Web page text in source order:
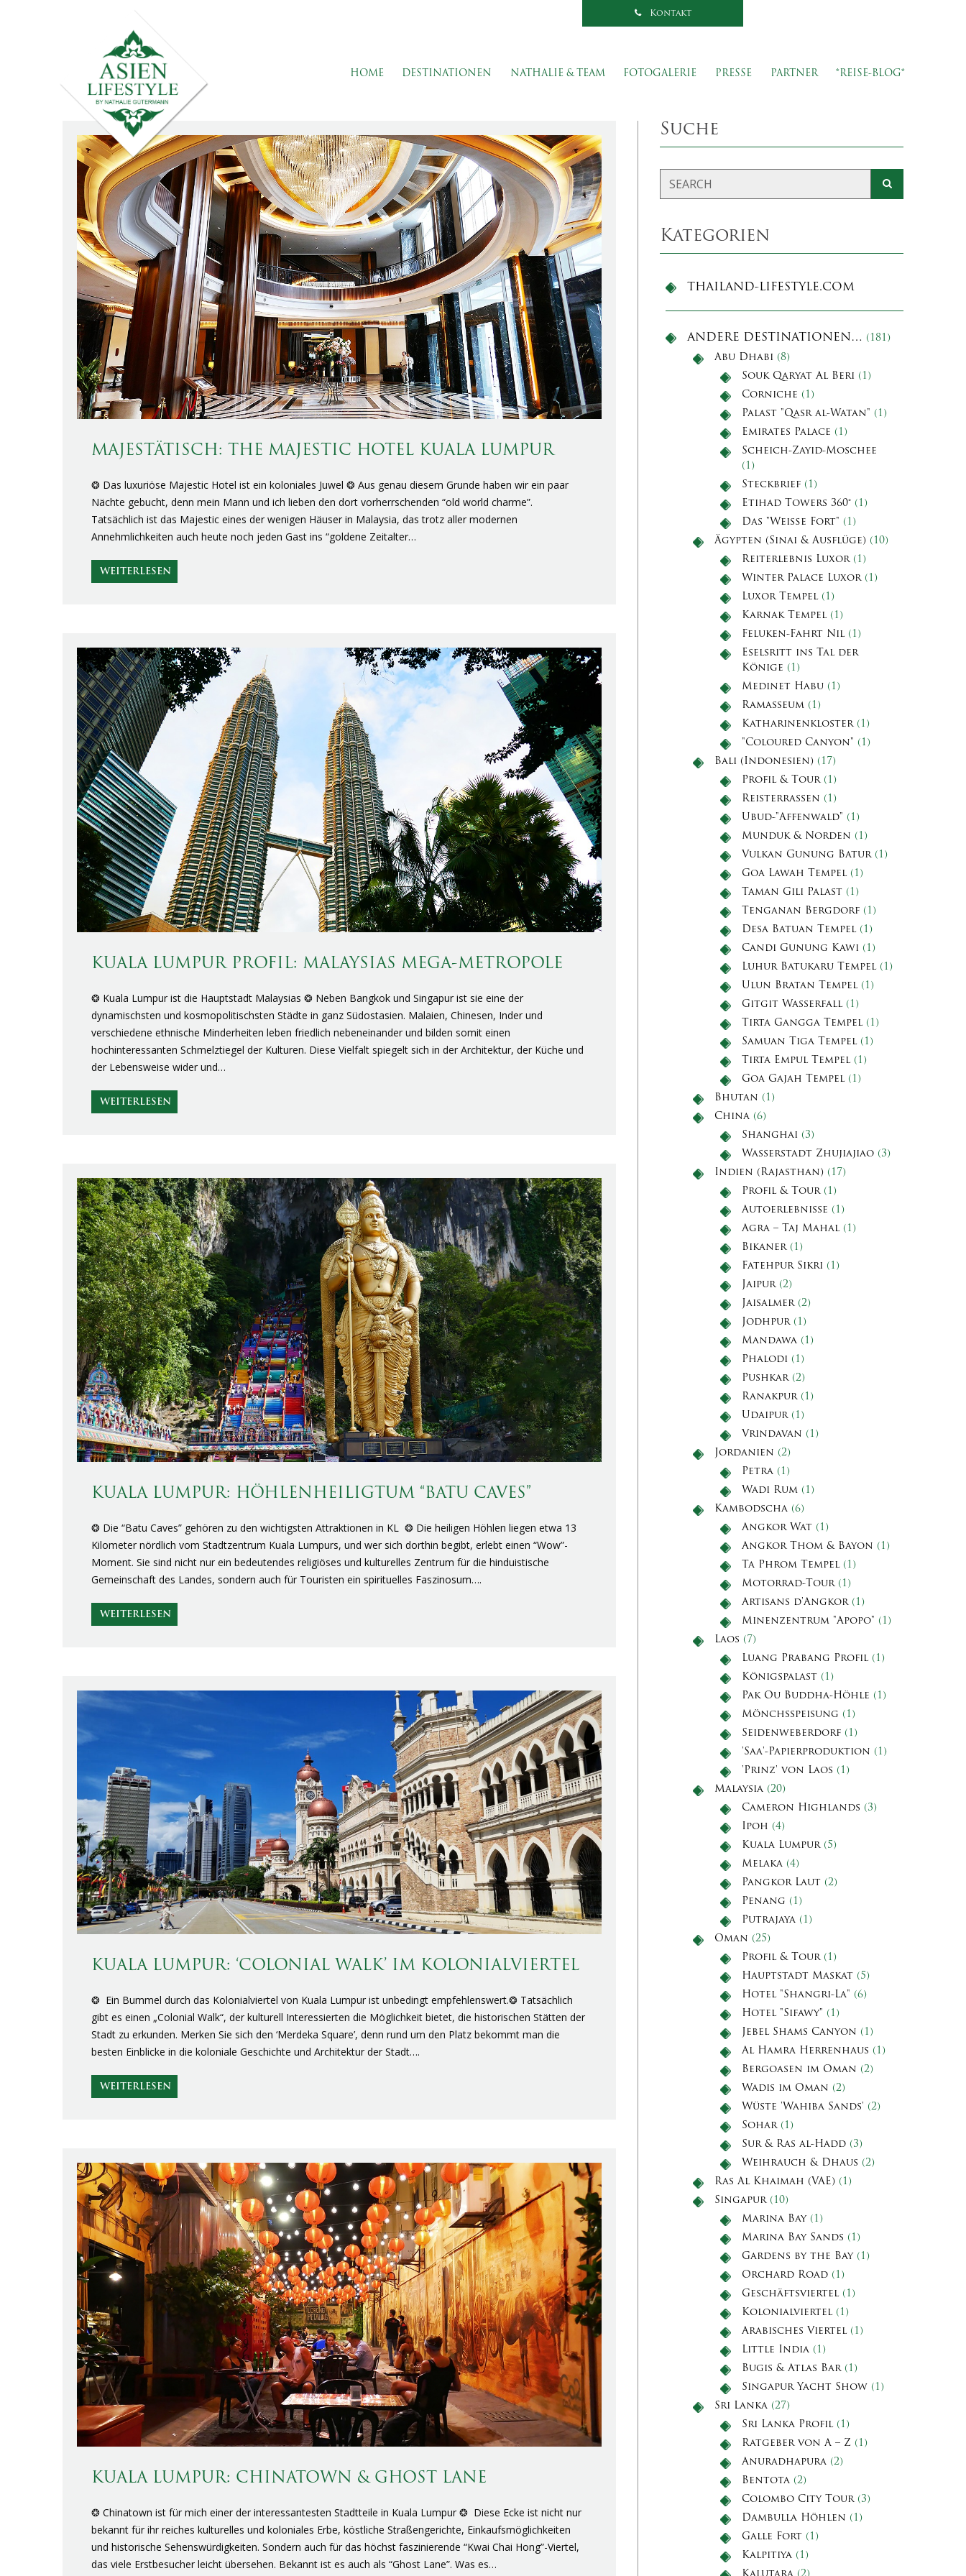
Kontakt
HOME DESTINATIONEN NATHALIE & TEAM FOTOGALERIE PRESSE PARTNER *REISE-BLOG*
MAJESTÄTISCH: THE MAJESTIC HOTEL KUALA LUMPUR
❂ Das luxuriöse Majestic Hotel ist ein koloniales Juwel ❂ Aus genau diesem Grunde haben wir ein paar
Nächte gebucht, denn mein Mann und ich lieben den dort vorherrschenden “old world charme”.
Tatsächlich ist das Majestic eines der wenigen Häuser in Malaysia, das trotz aller modernen
Annehmlichkeiten auch heute noch jeden Gast ins “goldene Zeitalter…
WEITERLESEN
KUALA LUMPUR PROFIL: MALAYSIAS MEGA-METROPOLE
❂ Kuala Lumpur ist die Hauptstadt Malaysias ❂ Neben Bangkok und Singapur ist sie eine der
dynamischsten und kosmopolitischsten Städte in ganz Südostasien. Malaien, Chinesen, Inder und
verschiedene ethnische Minderheiten leben friedlich nebeneinander und bilden somit einen
hochinteressanten Schmelztiegel der Kulturen. Diese Vielfalt spiegelt sich in der Architektur, der Küche und
der Lebensweise wider und…
WEITERLESEN
KUALA LUMPUR: HÖHLENHEILIGTUM “BATU CAVES”
❂ Die “Batu Caves” gehören zu den wichtigsten Attraktionen in KL ❂ Die heiligen Höhlen liegen etwa 13
Kilometer nördlich vom Stadtzentrum Kuala Lumpurs, und wer sich dorthin begibt, erlebt einen “Wow”-
Moment. Sie sind nicht nur ein bedeutendes religiöses und kulturelles Zentrum für die hinduistische
Gemeinschaft des Landes, sondern auch für Touristen ein spirituelles Faszinosum….
WEITERLESEN
KUALA LUMPUR: ‘COLONIAL WALK’ IM KOLONIALVIERTEL
❂ Ein Bummel durch das Kolonialviertel von Kuala Lumpur ist unbedingt empfehlenswert.❂ Tatsächlich
gibt es einen „Colonial Walk“, der kulturell Interessierten die Möglichkeit bietet, die historischen Stätten der
Stadt zu erkunden. Merken Sie sich den ‘Merdeka Square’, denn rund um den Platz bekommt man die
besten Einblicke in die koloniale Geschichte und Architektur der Stadt….
WEITERLESEN
KUALA LUMPUR: CHINATOWN & GHOST LANE
❂ Chinatown ist für mich einer der interessantesten Stadtteile in Kuala Lumpur ❂ Diese Ecke ist nicht nur
bekannt für ihr reiches kulturelles und koloniales Erbe, köstliche Straßengerichte, Einkaufsmöglichkeiten
und historische Sehenswürdigkeiten. Sondern auch für das höchst faszinierende “Kwai Chai Hong”-Viertel,
das viele Erstbesucher leicht übersehen. Bekannt ist es auch als “Ghost Lane”. Was es…
Suche
Kategorien
THAILAND-LIFESTYLE.COM
ANDERE DESTINATIONEN… (181)
Abu Dhabi (8)
Souk Qaryat Al Beri (1)
Corniche (1)
Palast "Qasr al-Watan" (1)
Emirates Palace (1)
Scheich-Zayid-Moschee
(1)
Steckbrief (1)
Etihad Towers 360° (1)
Das "Weiße Fort" (1)
Ägypten (Sinai & Ausflüge) (10)
Reiterlebnis Luxor(1)
Winter Palace Luxor(1)
Luxor Tempel (1)
Karnak Tempel (1)
Feluken-Fahrt Nil (1)
Eselsritt ins Tal der
Könige (1)
Medinet Habu (1)
Ramasseum (1)
Katharinenkloster(1)
"Coloured Canyon" (1)
Bali (Indonesien) (17)
Profil & Tour(1)
Reisterrassen (1)
Ubud-"Affenwald" (1)
Munduk & Norden (1)
Vulkan Gunung Batur(1)
Goa Lawah Tempel (1)
Taman Gili Palast (1)
Tenganan Bergdorf (1)
Desa Batuan Tempel (1)
Candi Gunung Kawi (1)
Luhur Batukaru Tempel (1)
Ulun Bratan Tempel (1)
Gitgit Wasserfall (1)
Tirta Gangga Tempel (1)
Samuan Tiga Tempel (1)
Tirta Empul Tempel (1)
Goa Gajah Tempel (1)
Bhutan (1)
China (6)
Shanghai (3)
Wasserstadt Zhujiajiao (3)
Indien (Rajasthan) (17)
Profil & Tour(1)
Autoerlebnisse (1)
Agra – Taj Mahal (1)
Bikaner(1)
Fatehpur Sikri (1)
Jaipur(2)
Jaisalmer(2)
Jodhpur(1)
Mandawa (1)
Phalodi (1)
Pushkar(2)
Ranakpur(1)
Udaipur(1)
Vrindavan (1)
Jordanien (2)
Petra (1)
Wadi Rum (1)
Kambodscha (6)
Angkor Wat (1)
Angkor Thom & Bayon (1)
Ta Phrom Tempel (1)
Motorrad-Tour(1)
Artisans d'Angkor(1)
Minenzentrum "Apopo" (1)
Laos (7)
Luang Prabang Profil (1)
Königspalast (1)
Pak Ou Buddha-Höhle (1)
Mönchsspeisung (1)
Seidenweberdorf (1)
'Saa'-Papierproduktion (1)
'Prinz' von Laos (1)
Malaysia (20)
Cameron Highlands (3)
Ipoh (4)
Kuala Lumpur(5)
Melaka (4)
Pangkor Laut (2)
Penang (1)
Putrajaya (1)
Oman (25)
Profil & Tour(1)
Hauptstadt Maskat (5)
Hotel "Shangri-La" (6)
Hotel "Sifawy" (1)
Jebel Shams Canyon (1)
Al Hamra Herrenhaus (1)
Bergoasen im Oman (2)
Wadis im Oman (2)
Wüste 'Wahiba Sands' (2)
Sohar(1)
Sur & Ras al-Hadd (3)
Weihrauch & Dhaus (2)
Ras Al Khaimah (VAE) (1)
Singapur(10)
Marina Bay(1)
Marina Bay Sands (1)
Gardens by the Bay(1)
Orchard Road (1)
Geschäftsviertel (1)
Kolonialviertel (1)
Arabisches Viertel (1)
Little India (1)
Bugis & Atlas Bar(1)
Singapur Yacht Show (1)
Sri Lanka (27)
Sri Lanka Profil (1)
Ratgeber von A – Z (1)
Anuradhapura (2)
Bentota (2)
Colombo City Tour(3)
Dambulla Höhlen (1)
Galle Fort (1)
Kalpitiya (1)